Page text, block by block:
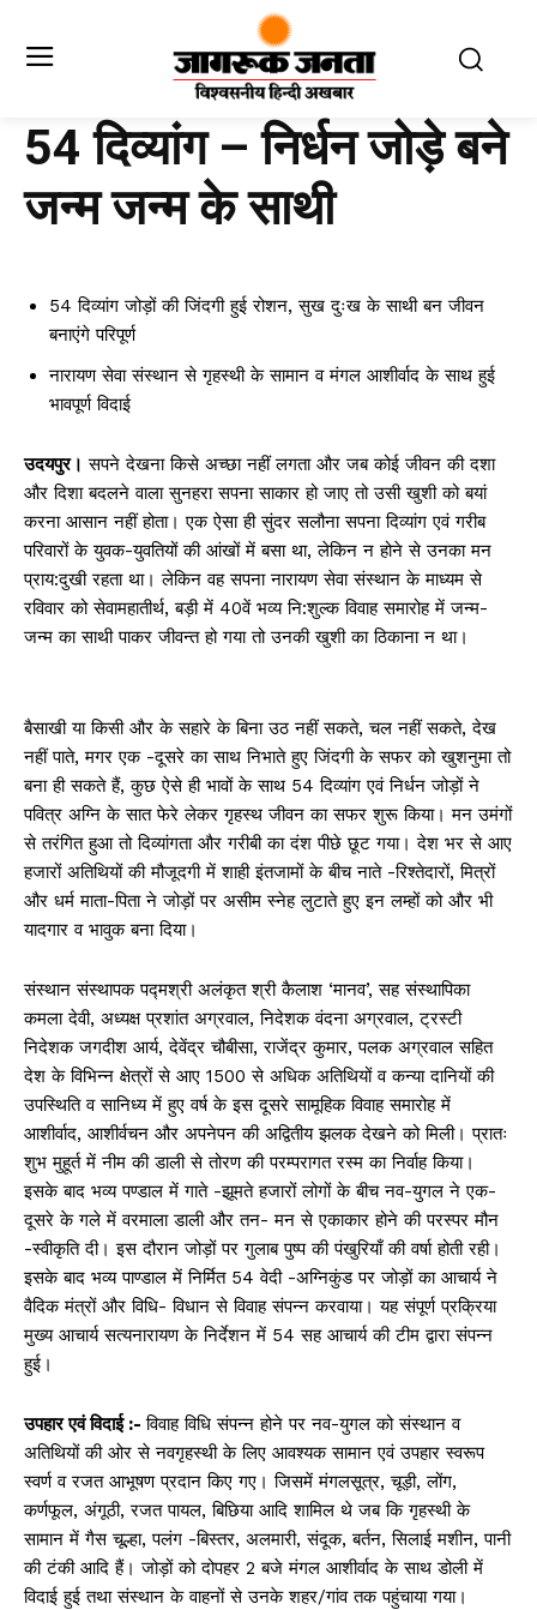
54 दिव्यांग – निर्धन जोड़े बने
जन्म जन्म के साथी
54 दिव्यांग जोड़ों की जिंदगी हुई रोशन, सुख दुःख के साथी बन जीवन
बनाएंगे परिपूर्ण
नारायण सेवा संस्थान से गृहस्थी के सामान व मंगल आशीर्वाद के साथ हुई
भावपूर्ण विदाई
उदयपुर। सपने देखना किसे अच्छा नहीं लगता और जब कोई जीवन की दशा
और दिशा बदलने वाला सुनहरा सपना साकार हो जाए तो उसी खुशी को बयां
करना आसान नहीं होता। एक ऐसा ही सुंदर सलौना सपना दिव्यांग एवं गरीब
परिवारों के युवक-युवतियों की आंखों में बसा था, लेकिन न होने से उनका मन
प्राय:दुखी रहता था। लेकिन वह सपना नारायण सेवा संस्थान के माध्यम से
रविवार को सेवामहातीर्थ, बड़ी में 40वें भव्य नि:शुल्क विवाह समारोह में जन्म-
जन्म का साथी पाकर जीवन्त हो गया तो उनकी खुशी का ठिकाना न था।
बैसाखी या किसी और के सहारे के बिना उठ नहीं सकते, चल नहीं सकते, देख
नहीं पाते, मगर एक -दूसरे का साथ निभाते हुए जिंदगी के सफर को खुशनुमा तो
बना ही सकते हैं, कुछ ऐसे ही भावों के साथ 54 दिव्यांग एवं निर्धन जोड़ों ने
पवित्र अग्नि के सात फेरे लेकर गृहस्थ जीवन का सफर शुरू किया। मन उमंगों
से तरंगित हुआ तो दिव्यांगता और गरीबी का दंश पीछे छूट गया। देश भर से आए
हजारों अतिथियों की मौजूदगी में शाही इंतजामों के बीच नाते -रिश्तेदारों, मित्रों
और धर्म माता-पिता ने जोड़ों पर असीम स्नेह लुटाते हुए इन लम्हों को और भी
यादगार व भावुक बना दिया।
संस्थान संस्थापक पद्मश्री अलंकृत श्री कैलाश ‘मानव’, सह संस्थापिका
कमला देवी, अध्यक्ष प्रशांत अग्रवाल, निदेशक वंदना अग्रवाल, ट्रस्टी
निदेशक जगदीश आर्य, देवेंद्र चौबीसा, राजेंद्र कुमार, पलक अग्रवाल सहित
देश के विभिन्न क्षेत्रों से आए 1500 से अधिक अतिथियों व कन्या दानियों की
उपस्थिति व सानिध्य में हुए वर्ष के इस दूसरे सामूहिक विवाह समारोह में
आशीर्वाद, आशीर्वचन और अपनेपन की अद्वितीय झलक देखने को मिली। प्रातः
शुभ मुहूर्त में नीम की डाली से तोरण की परम्परागत रस्म का निर्वाह किया।
इसके बाद भव्य पण्डाल में गाते -झूमते हजारों लोगों के बीच नव-युगल ने एक-
दूसरे के गले में वरमाला डाली और तन- मन से एकाकार होने की परस्पर मौन
-स्वीकृति दी। इस दौरान जोड़ों पर गुलाब पुष्प की पंखुरियाँ की वर्षा होती रही।
इसके बाद भव्य पाण्डाल में निर्मित 54 वेदी -अग्निकुंड पर जोड़ों का आचार्य ने
वैदिक मंत्रों और विधि- विधान से विवाह संपन्न करवाया। यह संपूर्ण प्रक्रिया
मुख्य आचार्य सत्यनारायण के निर्देशन में 54 सह आचार्य की टीम द्वारा संपन्न
हुई।
उपहार एवं विदाई :-विवाह विधि संपन्न होने पर नव-युगल को संस्थान व
अतिथियों की ओर से नवगृहस्थी के लिए आवश्यक सामान एवं उपहार स्वरूप
स्वर्ण व रजत आभूषण प्रदान किए गए। जिसमें मंगलसूत्र, चूड़ी, लोंग,
कर्णफूल, अंगूठी, रजत पायल, बिछिया आदि शामिल थे जब कि गृहस्थी के
सामान में गैस चूल्हा, पलंग -बिस्तर, अलमारी, संदूक, बर्तन, सिलाई मशीन, पानी
की टंकी आदि हैं। जोड़ों को दोपहर 2 बजे मंगल आशीर्वाद के साथ डोली में
विदाई हुई तथा संस्थान के वाहनों से उनके शहर/गांव तक पहुंचाया गया।